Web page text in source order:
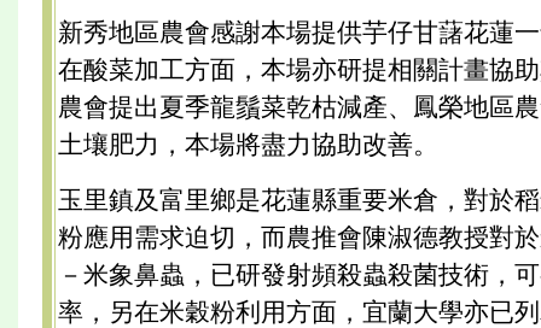
新秀地區農會感謝本場提供芋仔甘藷花蓮
在酸菜加工方面，本場亦研提相關計畫協
農會提出夏季龍鬚菜乾枯減產、鳳榮地區
土壤肥力，本場將盡力協助改善。
玉里鎮及富里鄉是花蓮縣重要米倉，對於
粉應用需求迫切，而農推會陳淑德教授對
－米象鼻蟲，已研發射頻殺蟲殺菌技術，
率，另在米穀粉利用方面，宜蘭大學亦已